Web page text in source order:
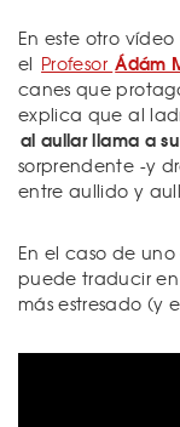
En este otro
el Profesor Ádám
canes que
explica que al
al aullar llama a
sorprendente -y
entre aullido y
En el caso de
puede traducir
más estresado (y